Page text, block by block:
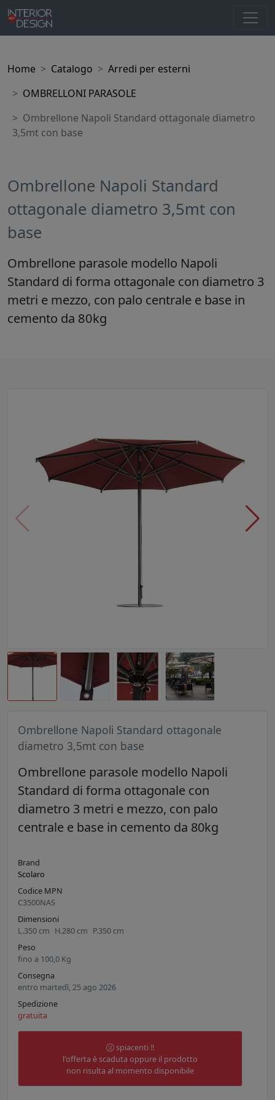
Home Catalogo
Arredi per esterni
OMBRELLONI PARASOLE
Ombrellone Napoli Standard ottagonale diametro
3,5mt con base
Ombrellone Napoli Standard
ottagonale diametro 3,5mt con
base
Ombrellone parasole modello Napoli
Standard di forma ottagonale con diametro 3
metri e mezzo, con palo centrale e base in
cemento da 80kg
Ombrellone Napoli Standard ottagonale
diametro 3,5mt con base
Ombrellone parasole modello Napoli
Standard di forma ottagonale con
diametro 3 metri e mezzo, con palo
centrale e base in cemento da 80kg
Brand
Scolaro
Codice MPN
C3500NAS
Dimensioni
L.350 cm H.280 cm P.350 cm
Peso
fino a 100,0 Kg
Consegna
entro martedì, 25 ago 2026
Spedizione
gratuita
spiacenti !!
l'offerta è scaduta oppure il prodotto
non risulta al momento disponibile